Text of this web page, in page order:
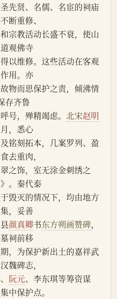
先贤、名儒、名宦的祠庙
断重修、
宗教活动长盛不衰，使山
观佛寺
以维修。这些活动在客观
用。亦
物而思保护之责，倾沸情
存齐鲁
号，殚精竭虑。 北宋赵明
，悉心
铭刻拓本，几案罗列、盈
去重肉，
之饰，室无涂金刺绣之
。秦代泰
毁灭的情况下，均由地方
，妥善
颜真卿书东方朔画赞碑，
墓祠前移
，为保护新出土的嘉祥武
魏碑志，
、 阮元、李东琪等筹资谋
中保护点。